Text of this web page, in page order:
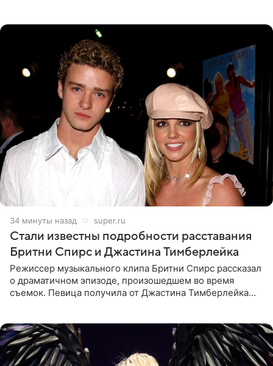
34 минуты назад super.ru
Стали известны подробности расставания
Бритни Спирс и Джастина Тимберлейка
Режиссер музыкального клипа Бритни Спирс рассказал
о драматичном эпизоде, произошедшем во время
съемок. Певица получила от Джастина Тимберлейка